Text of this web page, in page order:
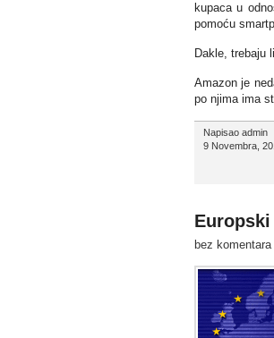
kupaca u
pomoću
Dakle, trebaju
Amazon je
po njima ima
Napisao admin
9 Novembra,
bez komentara